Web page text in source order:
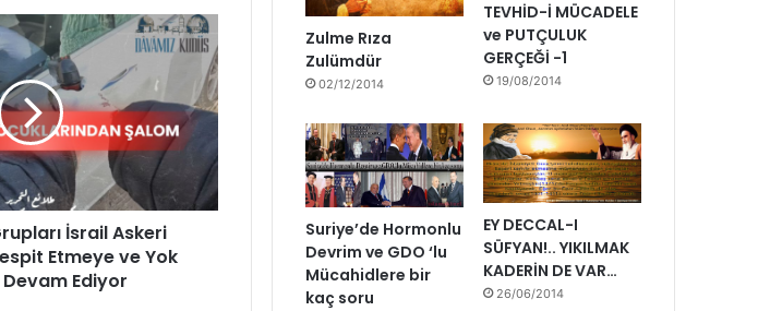
İsrail Askeri
Etmeye ve Yok
Ediyor
Zulme Rıza
Zulümdür
02/12/2014
TEVHİD-İ MÜCADELE
ve PUTÇULUK
GERÇEĞİ -1
19/08/2014
Suriye’de Hormonlu
Devrim ve GDO ‘lu
Mücahidlere bir
kaç soru
EY DECCAL-I
SÜFYAN!.. YIKILMAK
KADERİN DE VAR…
26/06/2014